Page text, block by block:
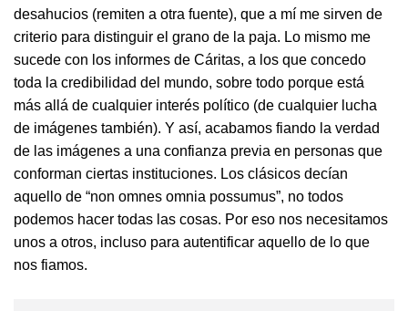
desahucios (remiten a otra fuente), que a mí me sirven de
criterio para distinguir el grano de la paja. Lo mismo me
sucede con los informes de Cáritas, a los que concedo
toda la credibilidad del mundo, sobre todo porque está
más allá de cualquier interés político (de cualquier lucha
de imágenes también). Y así, acabamos fiando la verdad
de las imágenes a una confianza previa en personas que
conforman ciertas instituciones. Los clásicos decían
aquello de “non omnes omnia possumus”, no todos
podemos hacer todas las cosas. Por eso nos necesitamos
unos a otros, incluso para autentificar aquello de lo que
nos fiamos.